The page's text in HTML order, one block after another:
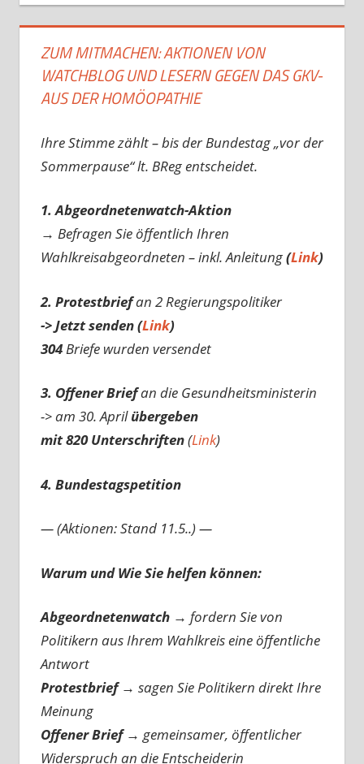
ZUM MITMACHEN: AKTIONEN VON
WATCHBLOG UND LESERN GEGEN DAS GKV-
AUS DER HOMÖOPATHIE
Ihre Stimme zählt – bis der Bundestag „vor der
Sommerpause“ lt. BReg entscheidet.
1. Abgeordnetenwatch-Aktion
→ Befragen Sie öffentlich Ihren
Wahlkreisabgeordneten – inkl. Anleitung(Link)
2. Protestbriefan 2 Regierungspolitiker
-> Jetzt senden (Link)
304Briefe wurden versendet
3. Offener Briefan die Gesundheitsministerin
-> am 30. Aprilübergeben
mit 820 Unterschriften(Link)
4. Bundestagspetition
— (Aktionen: Stand 11.5..) —
Warum und Wie Sie helfen können:
Abgeordnetenwatch → fordern Sie von
Politikern aus Ihrem Wahlkreis eine öffentliche
Antwort
Protestbrief → sagen Sie Politikern direkt Ihre
Meinung
Offener Brief → gemeinsamer, öffentlicher
Widerspruch an die Entscheiderin